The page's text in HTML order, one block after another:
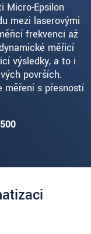
Micro-Epsilon
mezi laserovými
frekvenci až
měřicí
výsledky, a to i
površích.
měření s přesností